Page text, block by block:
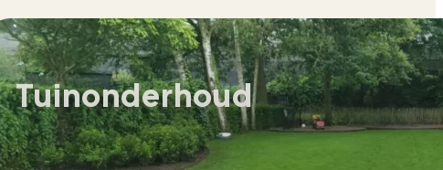
Tuinonderhoud